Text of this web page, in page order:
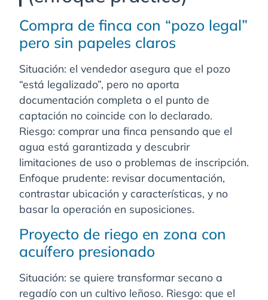
Compra de finca con “pozo legal”
pero sin papeles claros
Situación: el vendedor asegura que el pozo
“está legalizado”, pero no aporta
documentación completa o el punto de
captación no coincide con lo declarado.
Riesgo: comprar una finca pensando que el
agua está garantizada y descubrir
limitaciones de uso o problemas de inscripción.
Enfoque prudente: revisar documentación,
contrastar ubicación y características, y no
basar la operación en suposiciones.
Proyecto de riego en zona con
acuífero presionado
Situación: se quiere transformar secano a
regadío con un cultivo leñoso. Riesgo: que el